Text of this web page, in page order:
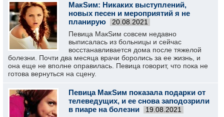
МакSим: Никаких выступлений,
новых песен и мероприятий я не
планирую
20.08.2021
Певица МакSим совсем недавно
выписалась из больницы и сейчас
восстанавливается дома после тяжелой
болезни. Почти два месяца врачи боролись за ее жизнь, и
она еще не вполне оправилась. Певица говорит, что пока не
готова вернуться на сцену.
Певица МакSим показала подарки от
телеведущих, и ее снова заподозрили
в пиаре на болезни
19.08.2021